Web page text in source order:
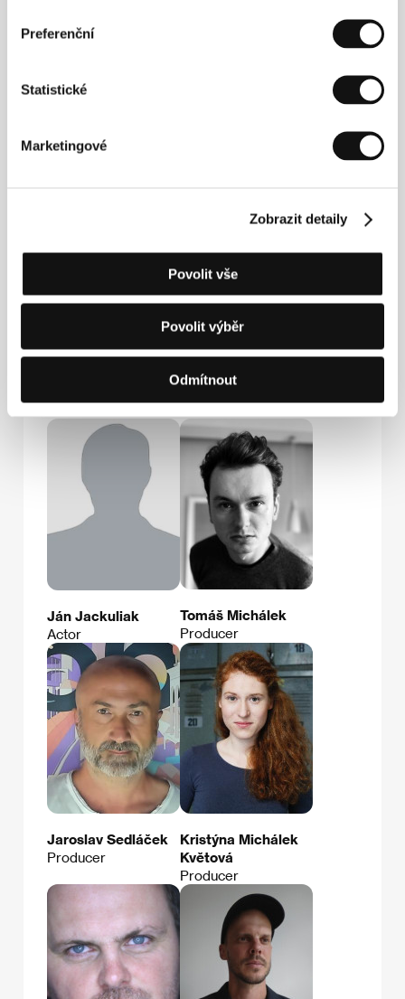
Preferenční
Statistické
Marketingové
Zobrazit detaily
Povolit vše
Povolit výběr
Odmítnout
Halka Jeřábek
Ján Jackuliak
Actor
Tomáš Michálek
Producer
Jaroslav Sedláček
Producer
Kristýna Michálek
Květová
Producer